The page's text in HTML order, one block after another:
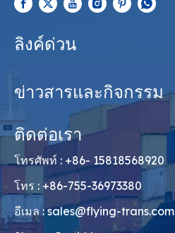
ลิงค์ด่วน
ข่าวสารและกิจกรรม
ติดต่อเรา
โทรศัพท์ : +86- 15818568920
โทร : +86-755-36973380
อีเมล :sales@flying-trans.com